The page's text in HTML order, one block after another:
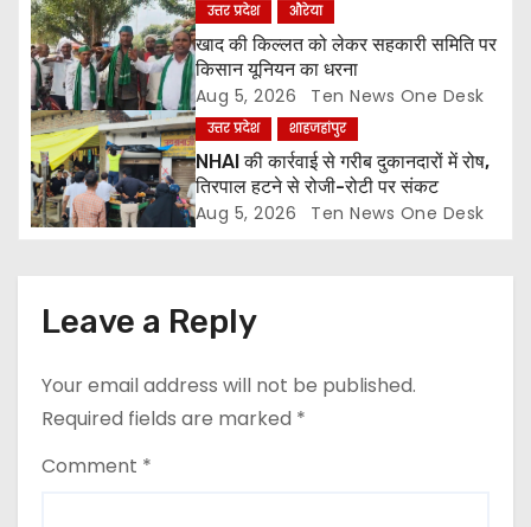
i
o
n
उत्तर प्रदेश औरेया
खाद की किल्लत को लेकर सहकारी समिति पर
किसान यूनियन का धरना
Aug 5, 2026 Ten News One Desk
उत्तर प्रदेश शाहजहांपुर
NHAI की कार्रवाई से गरीब दुकानदारों में रोष,
तिरपाल हटने से रोजी-रोटी पर संकट
Aug 5, 2026 Ten News One Desk
Leave a Reply
Your email address will not be published.
Required fields are marked *
Comment *